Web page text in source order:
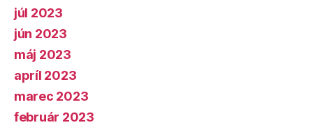
júl 2023
jún 2023
máj 2023
apríl 2023
marec 2023
február 2023